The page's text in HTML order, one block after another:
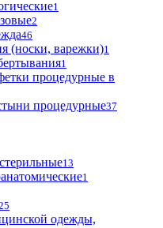
1
2
46
(носки, варежки)1
1
процедурные в
процедурные37
13
1
одежды,